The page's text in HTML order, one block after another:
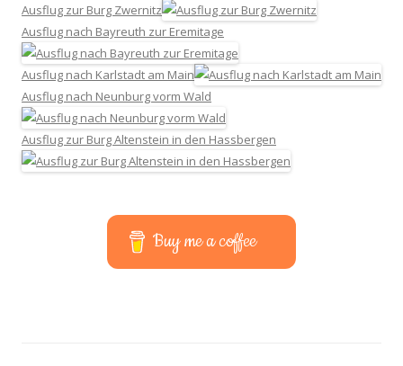
Ausflug zur Burg Zwernitz
Ausflug nach Bayreuth zur Eremitage
Ausflug nach Karlstadt am Main
Ausflug nach Neunburg vorm Wald
Ausflug zur Burg Altenstein in den Hassbergen
Buy me a coffee